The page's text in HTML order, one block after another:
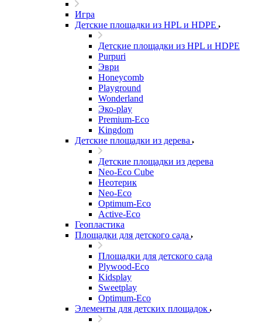
Игра
Детские площадки из HPL и HDPE
Детские площадки из HPL и HDPE
Purpuri
Эври
Honeycomb
Playground
Wonderland
Эко-play
Premium-Eco
Kingdom
Детские площадки из дерева
Детские площадки из дерева
Neo-Eco Cube
Неотерик
Neo-Eco
Оptimum-Еco
Active-Eco
Геопластика
Площадки для детского сада
Площадки для детского сада
Plywood-Eco
Kidsplay
Sweetplay
Оptimum-Еco
Элементы для детских площадок